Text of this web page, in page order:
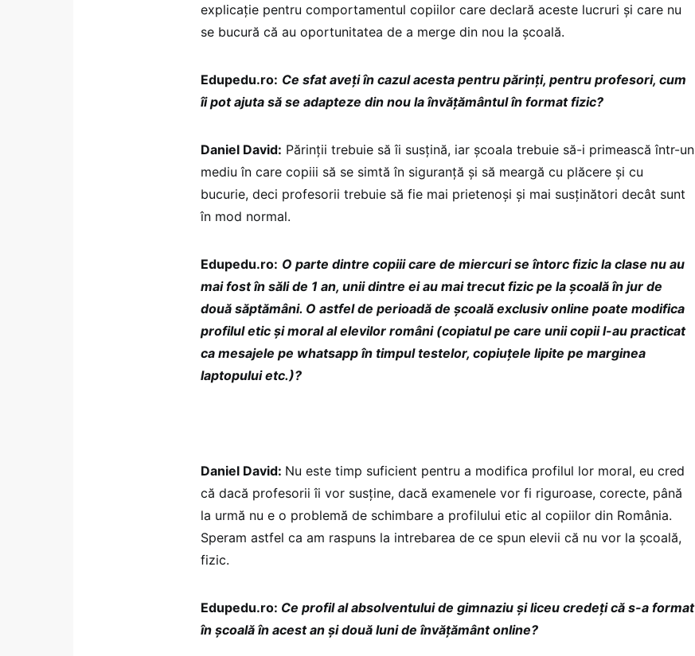
explicație pentru comportamentul copiilor care declară aceste lucruri și care nu
se bucură că au oportunitatea de a merge din nou la școală.
Edupedu.ro: Ce sfat aveți în cazul acesta pentru părinți, pentru profesori, cum
îi pot ajuta să se adapteze din nou la învățământul în format fizic?
Daniel David: Părinții trebuie să îi susțină, iar școala trebuie să-i primească într-un
mediu în care copiii să se simtă în siguranță și să meargă cu plăcere și cu
bucurie, deci profesorii trebuie să fie mai prietenoși și mai susținători decât sunt
în mod normal.
Edupedu.ro: O parte dintre copiii care de miercuri se întorc fizic la clase nu au
mai fost în săli de 1 an, unii dintre ei au mai trecut fizic pe la școală în jur de
două săptămâni. O astfel de perioadă de școală exclusiv online poate modifica
profilul etic și moral al elevilor români (copiatul pe care unii copii l-au practicat
ca mesajele pe whatsapp în timpul testelor, copiuțele lipite pe marginea
laptopului etc.)?
Daniel David: Nu este timp suficient pentru a modifica profilul lor moral, eu cred
că dacă profesorii îi vor susține, dacă examenele vor fi riguroase, corecte, până
la urmă nu e o problemă de schimbare a profilului etic al copiilor din România.
Speram astfel ca am raspuns la intrebarea de ce spun elevii că nu vor la școală,
fizic.
Edupedu.ro: Ce profil al absolventului de gimnaziu și liceu credeți că s-a format
în școală în acest an și două luni de învățământ online?